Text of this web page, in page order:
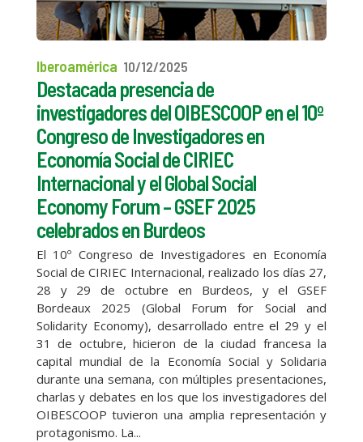
Iberoamérica 10/12/2025
Destacada presencia de
investigadores del OIBESCOOP en el 10º
Congreso de Investigadores en
Economía Social de CIRIEC
Internacional y el Global Social
Economy Forum – GSEF 2025
celebrados en Burdeos
El 10º Congreso de Investigadores en Economía
Social de CIRIEC Internacional, realizado los días 27,
28 y 29 de octubre en Burdeos, y el GSEF
Bordeaux 2025 (Global Forum for Social and
Solidarity Economy), desarrollado entre el 29 y el
31 de octubre, hicieron de la ciudad francesa la
capital mundial de la Economía Social y Solidaria
durante una semana, con múltiples presentaciones,
charlas y debates en los que los investigadores del
OIBESCOOP tuvieron una amplia representación y
protagonismo. La...